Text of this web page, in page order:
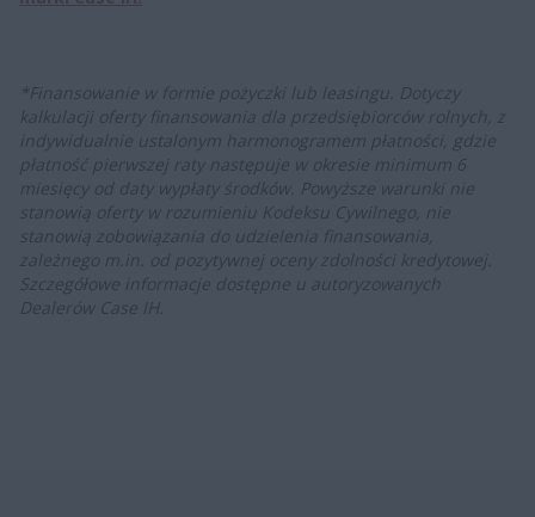
*Finansowanie w formie pożyczki lub leasingu. Dotyczy
kalkulacji oferty finansowania dla przedsiębiorców rolnych, z
indywidualnie ustalonym harmonogramem płatności, gdzie
płatność pierwszej raty następuje w okresie minimum 6
miesięcy od daty wypłaty środków. Powyższe warunki nie
stanowią oferty w rozumieniu Kodeksu Cywilnego, nie
stanowią zobowiązania do udzielenia finansowania,
zależnego m.in. od pozytywnej oceny zdolności kredytowej.
Szczegółowe informacje dostępne u autoryzowanych
Dealerów Case IH.